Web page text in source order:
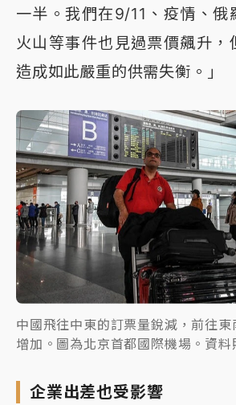
一半。我們在9/11、疫情、俄
火山等事件也見過票價飆升，
造成如此嚴重的供需失衡。」
中國飛往中東的訂票量銳減，前往東
增加。圖為北京首都國際機場。資料
企業出差也受影響